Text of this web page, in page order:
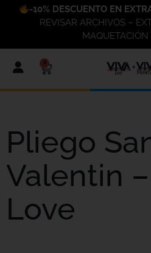
-10% DESCUENTO EN
REVISAR ARCHIVOS –
MAQUETACIÓN
0
Pliego
Valentin
Love